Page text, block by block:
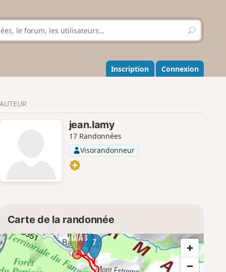
R
e
h
e
r
r
Inscription Connexion
AUTEUR
jean.lamy
17 Randonnées
Visorandonneur
Carte de la randonnée
7
8